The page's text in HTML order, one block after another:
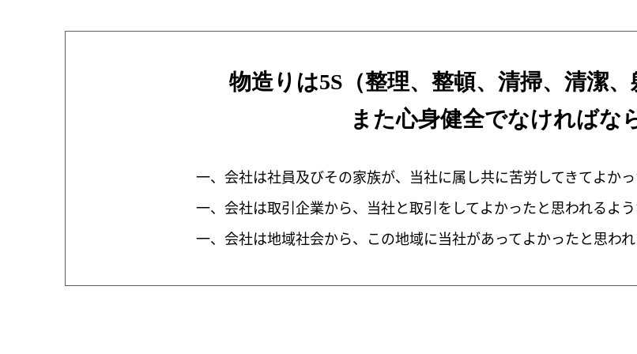
物造りは5S（整理、整頓、 清掃、清潔、
また心身健全でなければな
一、会社は社員及びその家族が、当社に属し共に苦労してきてよか
一、会社は取引企業から、当社と取引をしてよかったと思われるよう
一、会社は地域社会から、この地域に当社があってよかったと思われ